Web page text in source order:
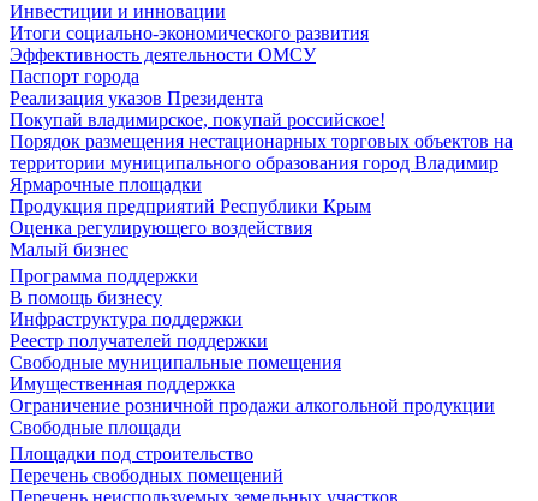
Инвестиции и инновации
Итоги социально-экономического развития
Эффективность деятельности ОМСУ
Паспорт города
Реализация указов Президента
Покупай владимирское, покупай российское!
Порядок размещения нестационарных торговых объектов на
территории муниципального образования город Владимир
Ярмарочные площадки
Продукция предприятий Республики Крым
Оценка регулирующего воздействия
Малый бизнес
Программа поддержки
В помощь бизнесу
Инфраструктура поддержки
Реестр получателей поддержки
Свободные муниципальные помещения
Имущественная поддержка
Ограничение розничной продажи алкогольной продукции
Свободные площади
Площадки под строительство
Перечень свободных помещений
Перечень неиспользуемых земельных участков